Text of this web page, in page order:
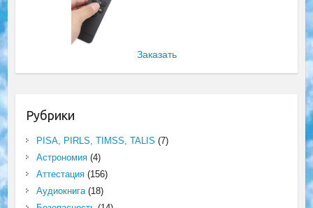
Заказать
Рубрики
PISA, PIRLS, TIMSS, TALIS (7)
Астрономия(4)
Аттестация(156)
Аудиокнига(18)